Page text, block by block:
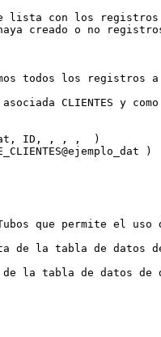
lista con los
creado o no
todos los
CLIENTES y como
ID, , , ,  )
que permite el
de la tabla de datos
la tabla de datos de